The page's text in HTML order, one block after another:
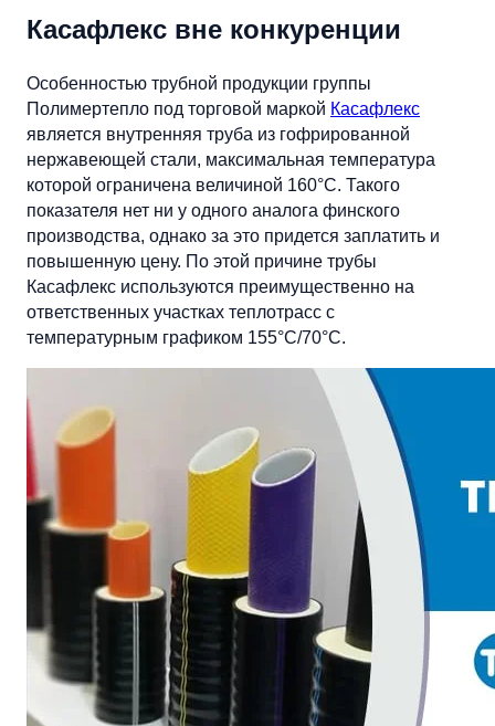
Касафлекс вне конкуренции
Особенностью трубной продукции группы
Полимертепло под торговой маркой Касафлекс
является внутренняя труба из гофрированной
нержавеющей стали, максимальная температура
которой ограничена величиной 160°C. Такого
показателя нет ни у одного аналога финского
производства, однако за это придется заплатить и
повышенную цену. По этой причине трубы
Касафлекс используются преимущественно на
ответственных участках теплотрасс с
температурным графиком 155°С/70°С.